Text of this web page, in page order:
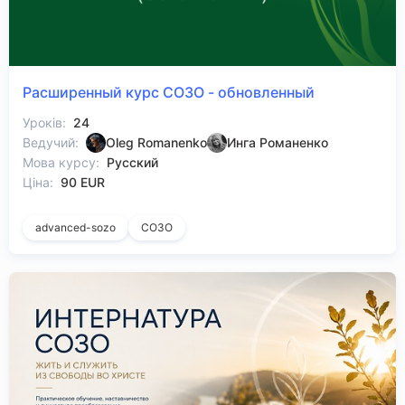
Расширенный курс СОЗО - обновленный
Уроків: 24
Ведучий:
Oleg Romanenko
Инга Романенко
Мова курсу: Русский
Ціна: 90 EUR
advanced-sozo СОЗО